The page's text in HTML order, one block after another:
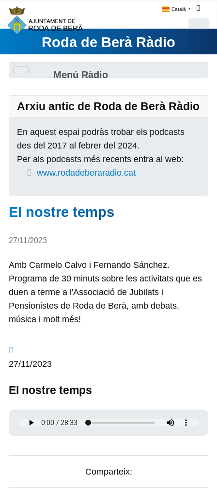
Català ▼
Roda de Berà Ràdio
Menú Ràdio
Arxiu antic de Roda de Berà Ràdio
En aquest espai podràs trobar els podcasts
des del 2017 al febrer del 2024.
Per als podcasts més recents entra al web:
www.rodadeberaradio.cat
El nostre temps
Detalls
27/11/2023
Amb Carmelo Calvo i Fernando Sánchez.
Programa de 30 minuts sobre les activitats que es
duen a terme a l'Associació de Jubilats i
Pensionistes de Roda de Berà, amb debats,
música i molt més!
27/11/2023
El nostre temps
Comparteix: